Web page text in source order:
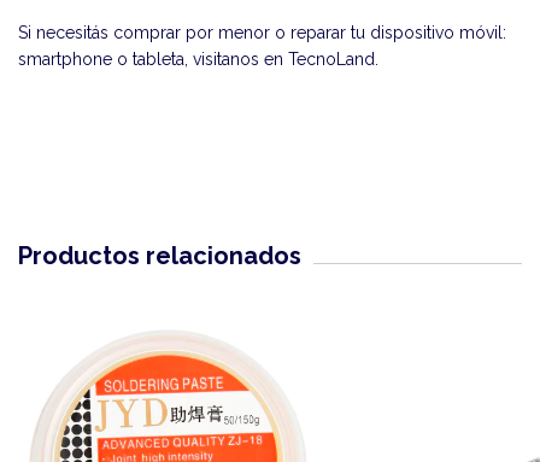
Si necesitás comprar por menor o reparar tu dispositivo móvil:
smartphone o tableta, visitanos en TecnoLand
Productos relacionados